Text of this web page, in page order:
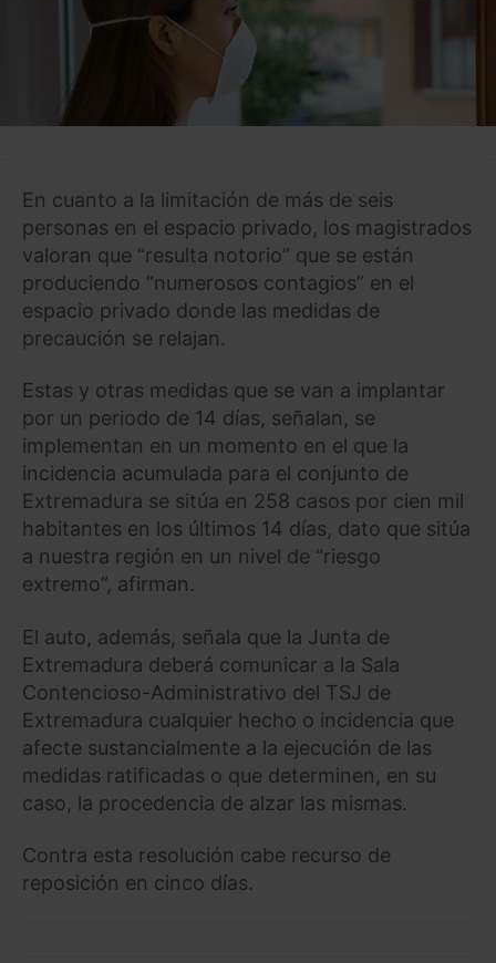
En cuanto a la limitación de más de seis
personas en el espacio privado, los magistrados
valoran que “resulta notorio” que se están
produciendo “numerosos contagios” en el
espacio privado donde las medidas de
precaución se relajan.
Estas y otras medidas que se van a implantar
por un periodo de 14 días, señalan, se
implementan en un momento en el que la
incidencia acumulada para el conjunto de
Extremadura se sitúa en 258 casos por cien mil
habitantes en los últimos 14 días, dato que sitúa
a nuestra región en un nivel de “riesgo
extremo”, afirman.
El auto, además, señala que la Junta de
Extremadura deberá comunicar a la Sala
Contencioso-Administrativo del TSJ de
Extremadura cualquier hecho o incidencia que
afecte sustancialmente a la ejecución de las
medidas ratificadas o que determinen, en su
caso, la procedencia de alzar las mismas.
Contra esta resolución cabe recurso de
reposición en cinco días.